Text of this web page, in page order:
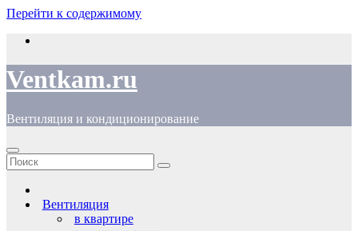
Перейти к содержимому
Ventkam.ru
Вентиляция и кондиционирование
Вентиляция
в квартире